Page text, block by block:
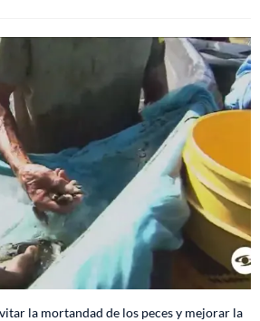
la mortandad de los peces y mejorar la